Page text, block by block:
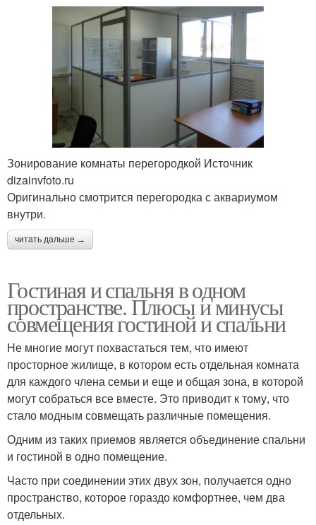
Зонирование комнаты перегородкой Источник
dizainvfoto.ru
Оригинально смотрится перегородка с аквариумом
внутри.
читать дальше →
Гостиная и спальня в одном
пространстве. Плюсы и минусы
совмещения гостиной и спальни
Не многие могут похвастаться тем, что имеют
просторное жилище, в котором есть отдельная комната
для каждого члена семьи и еще и общая зона, в которой
могут собраться все вместе. Это приводит к тому, что
стало модным совмещать различные помещения.
Одним из таких приемов является объединение спальни
и гостиной в одно помещение.
Часто при соединении этих двух зон, получается одно
пространство, которое гораздо комфортнее, чем два
отдельных.